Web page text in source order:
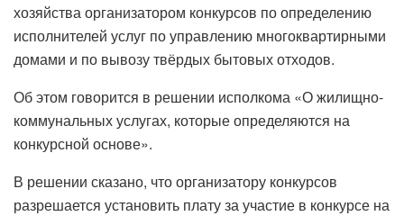
хозяйства организатором конкурсов по определению
исполнителей услуг по управлению многоквартирными
домами и по вывозу твёрдых бытовых отходов.
Об этом говорится в решении исполкома «О жилищно-
коммунальных услугах, которые определяются на
конкурсной основе».
В решении сказано, что организатору конкурсов
разрешается установить плату за участие в конкурсе на